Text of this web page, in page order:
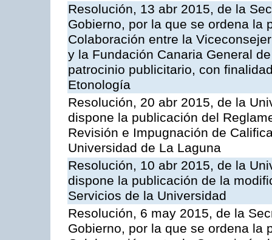
Resolución, 13 abr 2015, de la
Gobierno, por la que se ordena la
Colaboración entre la
y la Fundación Canaria General
patrocinio publicitario, con
Etonología
Resolución, 20 abr 2015, de la
dispone la publicación del
Revisión e Impugnación de
Universidad de La Laguna
Resolución, 10 abr 2015, de la
dispone la publicación de la
Servicios de la Universidad
Resolución, 6 may 2015, de la
Gobierno, por la que se ordena la